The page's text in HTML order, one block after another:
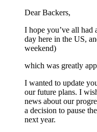
Dear Backers,
I hope you’ve all had
day here in the US,
weekend)
which was greatly
I wanted to update
our future plans. I
news about our
a decision to pause
next year.